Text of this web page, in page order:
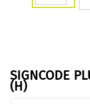
SIGNCODE
(H)